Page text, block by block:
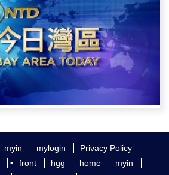
myin mylogin
Privacy Policy
• front hgg home
myin